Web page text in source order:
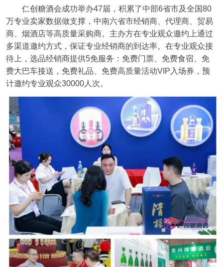
仁创糖酒会成功举办47届，积累了中部6省市及全国80
万专业卖家数据做支撑，中南六省市经销商、代理商、贸易
商、烟酒店等高质量采购商。主办方在专业观众邀约上通过
多渠道邀约方式，保证专业经销商的到达率。在专业观众接
待上，选品经销商提供5免服务：免费门票、免费食宿、免
费大巴车接送，免费礼品、免费高质量活动VIP入场券，预
计邀约专业观众30000人次。